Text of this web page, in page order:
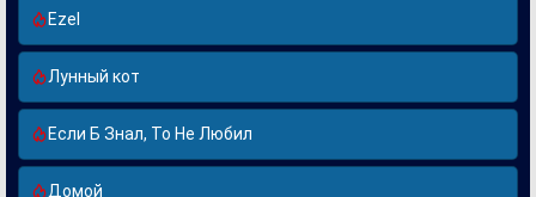
Ezel
Лунный кот
Если Б Знал, То Не Любил
Домой